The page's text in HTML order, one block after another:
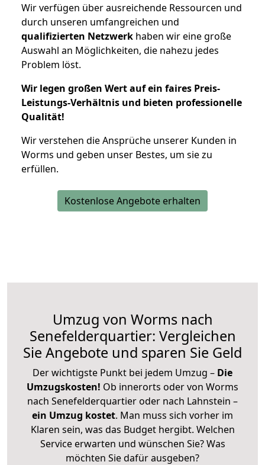
Wir verfügen über ausreichende Ressourcen und
durch unseren umfangreichen und
qualifizierten Netzwerk haben wir eine große
Auswahl an Möglichkeiten, die nahezu jedes
Problem löst.
Wir legen großen Wert auf ein faires Preis-
Leistungs-Verhältnis und bieten professionelle
Qualität!
Wir verstehen die Ansprüche unserer Kunden in
Worms und geben unser Bestes, um sie zu
erfüllen.
Kostenlose Angebote erhalten
Umzug von Worms nach
Senefelderquartier: Vergleichen
Sie Angebote und sparen Sie Geld
Der wichtigste Punkt bei jedem Umzug – Die
Umzugskosten! Ob innerorts oder von Worms
nach Senefelderquartier oder nach Lahnstein –
ein Umzug kostet. Man muss sich vorher im
Klaren sein, was das Budget hergibt. Welchen
Service erwarten und wünschen Sie? Was
möchten Sie dafür ausgeben?